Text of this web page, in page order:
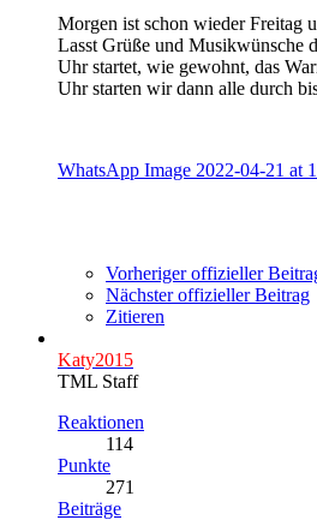
Morgen ist schon wiederFreitag
Lasst Grüße und Musikwünsche
Uhr startet, wie gewohnt, das W
Uhr starten wir dann alle durch
WhatsApp Image 2022-04-21 at
Vorheriger offizieller
Nächster offizieller Beitrag
Zitieren
Katy2015
TML Staff
Reaktionen
114
Punkte
271
Beiträge